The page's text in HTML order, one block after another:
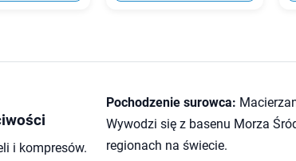
i kompresów.
Pochodzenie surowca:
Wywodzi się z basenu Morza
regionach na świecie.